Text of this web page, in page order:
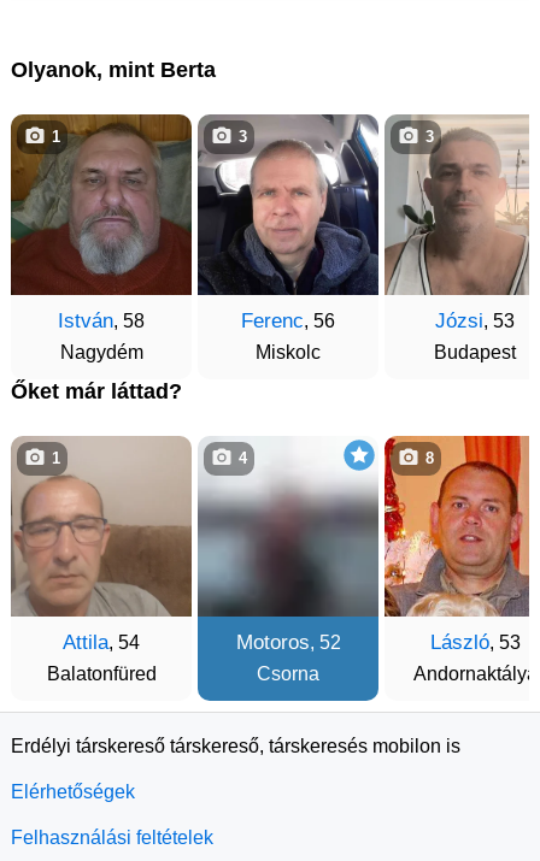
Olyanok, mint Berta
István, 58
Nagydém
1
Ferenc, 56
Miskolc
3
Józsi, 53
Budapest
3
Őket már láttad?
Attila, 54
Balatonfüred
1
Motoros, 52
Csorna
4
László, 53
Andornaktálya
8
Erdélyi társkereső társkereső, társkeresés mobilon is
Elérhetőségek
Felhasználási feltételek